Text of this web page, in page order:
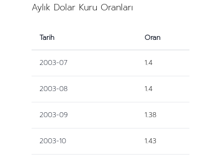
Aylık Dolar Kuru Oranları
Tarih Oran
2003-07 1.4
2003-08 1.4
2003-09 1.38
2003-10 1.43